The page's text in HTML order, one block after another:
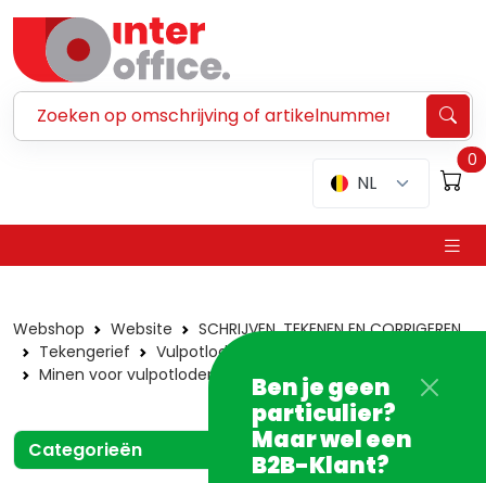
NL
0
Ben je geen
particulier?
Maar wel een
B2B-Klant?
Webshop Website
SCHRIJVEN, TEKENEN EN CORRIGEREN
Tekengerief
Vulpotloden en -minen
Minen voor vulpotloden
0,7 mm
Categorieën